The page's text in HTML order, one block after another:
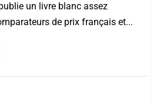
un livre blanc assez
de prix français et...